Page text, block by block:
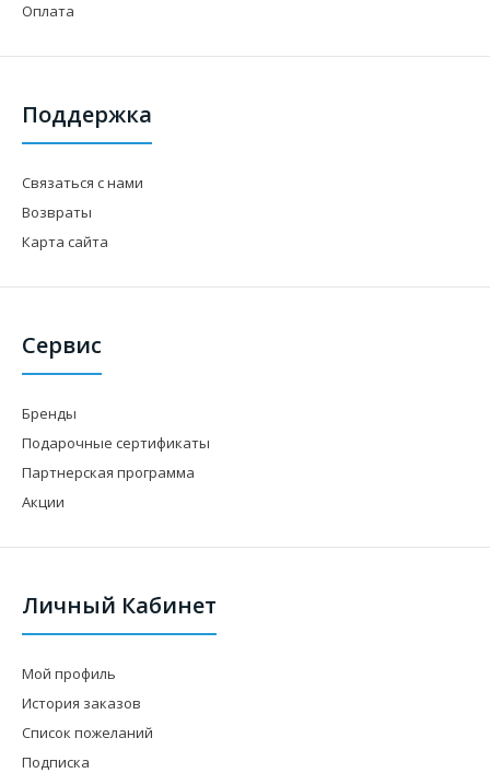
Оплата
Поддержка
Связаться с нами
Возвраты
Карта сайта
Сервис
Бренды
Подарочные сертификаты
Партнерская программа
Акции
Личный Кабинет
Мой профиль
История заказов
Список пожеланий
Подписка